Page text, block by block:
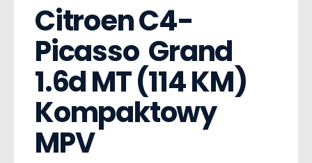
Citroen C4-
Picasso  Grand
1.6d MT (114 KM)
Kompaktowy
MPV